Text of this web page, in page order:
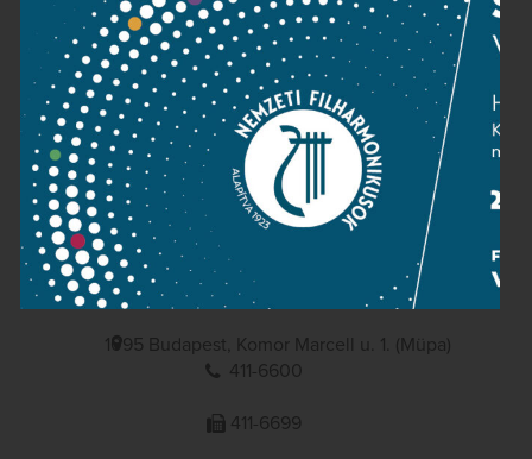
Press room
Terms and privacy
Imprint
NATIONAL PHILHARMONIC
1095 Budapest, Komor Marcell u. 1. (Müpa)
411-6600
411-6699